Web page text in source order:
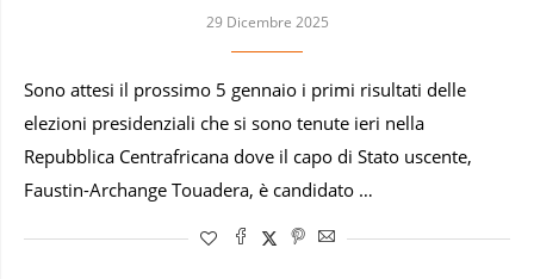
29 Dicembre 2025
Sono attesi il prossimo 5 gennaio i primi risultati delle
elezioni presidenziali che si sono tenute ieri nella
Repubblica Centrafricana dove il capo di Stato uscente,
Faustin-Archange Touadera, è candidato …